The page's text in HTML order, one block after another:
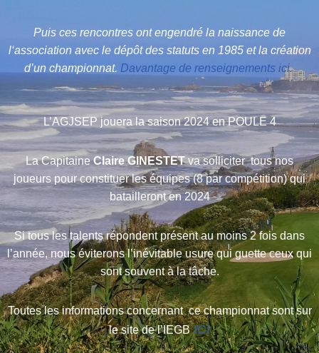
Puis ces rencontres ont engendré la naissance de
l‘association avec le dépôt des statuts en 1985 et la création
d’un championnat. Davantage de renseignements ici.
L’AGJSEP jouera la saison 2024 en POULE 4
La CapitaineClaire GINESTETva solliciter tous nos
joueurs pour constituer les équipes (8 par compétition) qui
batailleront en 2024
Si tous les talents répondent présent au moins 2 fois dans
l’année, nous éviterons l’inévitable usure qui guette ceux qui
sont souvent à la tâche.
Toutes les informations concernant ce championnat sont sur
le site de l’IEGBICI